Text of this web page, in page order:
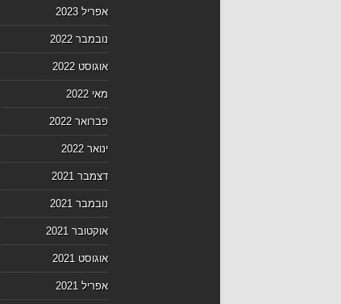
אפריל 2023
נובמבר 2022
אוגוסט 2022
מאי 2022
פברואר 2022
ינואר 2022
דצמבר 2021
נובמבר 2021
אוקטובר 2021
אוגוסט 2021
אפריל 2021